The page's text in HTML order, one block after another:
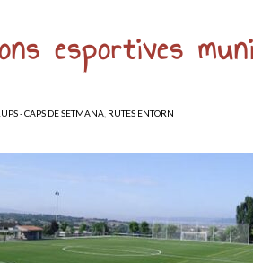
esportives
- CAPS DE SETMANA RUTES ENTORN